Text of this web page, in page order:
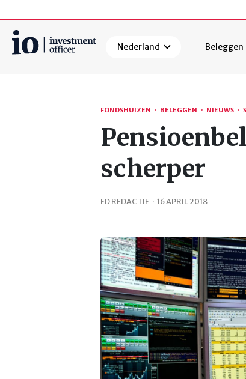
Nederland Beleggen
FONDSHUIZEN · BELEGGEN · NIEUWS ·
scherper
FD REDACTIE · 16 APRIL 2018